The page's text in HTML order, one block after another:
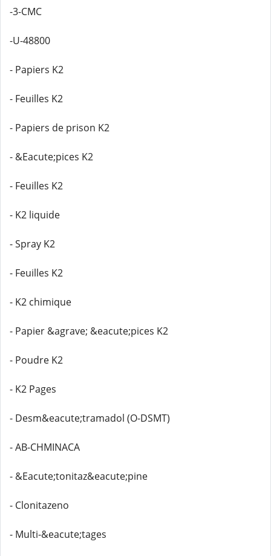
-3-CMC
-U-48800
- Papiers K2
- Feuilles K2
- Papiers de prison K2
- &Eacute;pices K2
- Feuilles K2
- K2 liquide
- Spray K2
- Feuilles K2
- K2 chimique
- Papier &agrave; &eacute;pices K2
- Poudre K2
- K2 Pages
- Desm&eacute;tramadol (O-DSMT)
- AB-CHMINACA
- &Eacute;tonitaz&eacute;pine
- Clonitazeno
- Multi-&eacute;tages